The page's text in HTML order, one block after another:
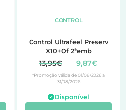
CONTROL
Control Ultrafeel Preserv
X10+Of 2ªemb
13,95€ 9,87€
*Promoção válida de 01/08/2026 a
31/08/2026
Disponível